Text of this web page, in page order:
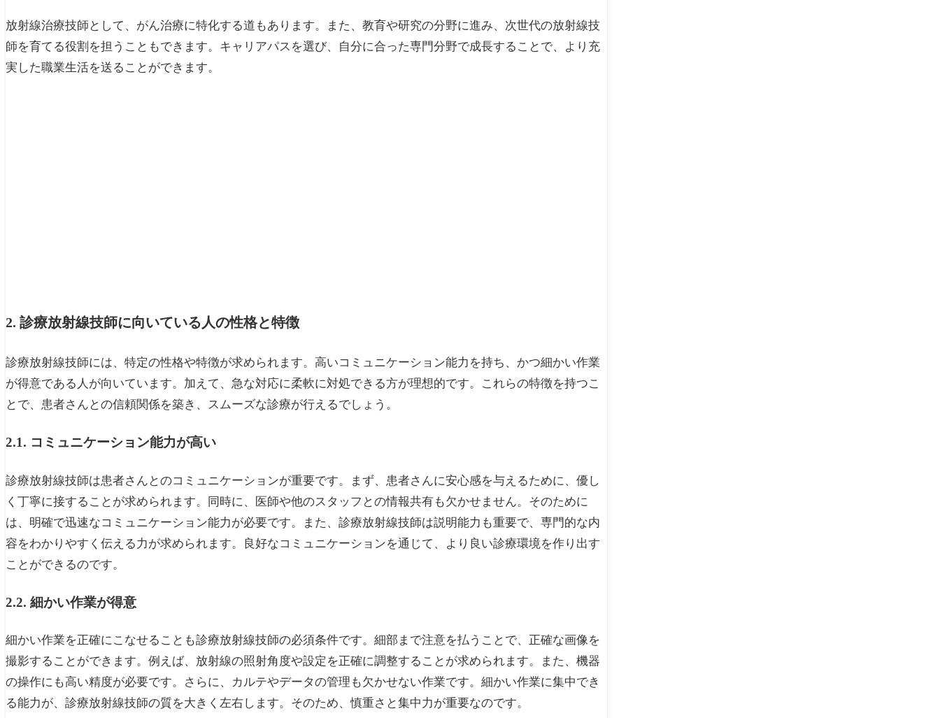
放射線治療技師として、がん治療に特化する道もあります。また、教育や研究の分野に進み、次世代の放射線技
師を育てる役割を担うこともできます。キャリアパスを選び、自分に合った専門分野で成長することで、より充
実した職業生活を送ることができます。
2. 診療放射線技師に向いている人の性格と特徴
診療放射線技師には、特定の性格や特徴が求められます。高いコミュニケーション能力を持ち、かつ細かい作業
が得意である人が向いています。加えて、急な対応に柔軟に対処できる方が理想的です。これらの特徴を持つこ
とで、患者さんとの信頼関係を築き、スムーズな診療が行えるでしょう。
2.1. コミュニケーション能力が高い
診療放射線技師は患者さんとのコミュニケーションが重要です。まず、患者さんに安心感を与えるために、優し
く丁寧に接することが求められます。同時に、医師や他のスタッフとの情報共有も欠かせません。そのために
は、明確で迅速なコミュニケーション能力が必要です。また、診療放射線技師は説明能力も重要で、専門的な内
容をわかりやすく伝える力が求められます。良好なコミュニケーションを通じて、より良い診療環境を作り出す
ことができるのです。
2.2. 細かい作業が得意
細かい作業を正確にこなせることも診療放射線技師の必須条件です。細部まで注意を払うことで、正確な画像を
撮影することができます。例えば、放射線の照射角度や設定を正確に調整することが求められます。また、機器
の操作にも高い精度が必要です。さらに、カルテやデータの管理も欠かせない作業です。細かい作業に集中でき
る能力が、診療放射線技師の質を大きく左右します。そのため、慎重さと集中力が重要なのです。